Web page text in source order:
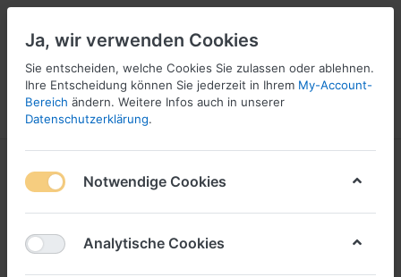
Menü Anmelden
Ja, wir verwenden Cookies
Sie entscheiden, welche Cookies Sie zulassen oder ablehnen.
Ihre Entscheidung können Sie jederzeit in Ihrem My-Account-
Bereich ändern. Weitere Infos auch in unserer
Datenschutzerklärung.
Notwendige Cookies
Analytische Cookies